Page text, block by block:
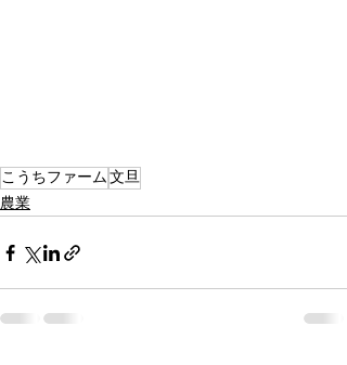
こうちファーム文旦
農業